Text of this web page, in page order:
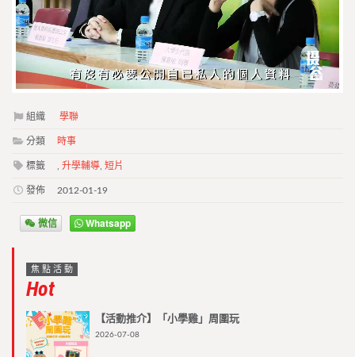
組織 學聯
分類 時事
標籤 升學輔導 短片
發佈 2012-01-19
微信 Whatsapp
焦點活動
Hot
【活動推介】「小學雞」周圍玩
2026-07-08